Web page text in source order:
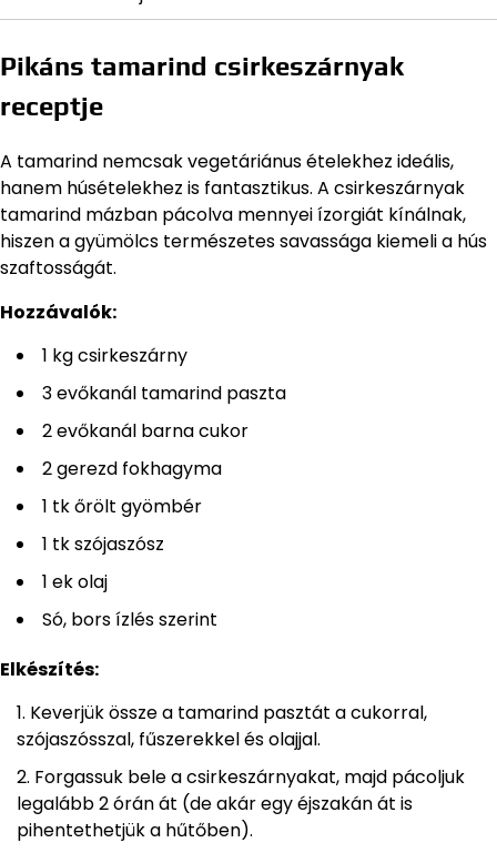
Pikáns tamarind csirkeszárnyak
receptje
A tamarind nemcsak vegetáriánus ételekhez ideális,
hanem húsételekhez is fantasztikus. A csirkeszárnyak
tamarind mázban pácolva mennyei ízorgiát kínálnak,
hiszen a gyümölcs természetes savassága kiemeli a hús
szaftosságát.
Hozzávalók:
1 kg csirkeszárny
3 evőkanál tamarind paszta
2 evőkanál barna cukor
2 gerezd fokhagyma
1 tk őrölt gyömbér
1 tk szójaszósz
1 ek olaj
Só, bors ízlés szerint
Elkészítés:
Keverjük össze a tamarind pasztát a cukorral,
szójaszósszal, fűszerekkel és olajjal.
Forgassuk bele a csirkeszárnyakat, majd pácoljuk
legalább 2 órán át (de akár egy éjszakán át is
pihentethetjük a hűtőben).